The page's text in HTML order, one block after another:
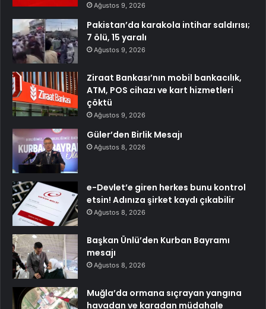
Ağustos 9, 2026
Pakistan’da karakola intihar saldırısı;
7 ölü, 15 yaralı
Ağustos 9, 2026
Ziraat Bankası’nın mobil bankacılık,
ATM, POS cihazı ve kart hizmetleri
çöktü
Ağustos 9, 2026
Güler’den Birlik Mesajı
Ağustos 8, 2026
e-Devlet’e giren herkes bunu kontrol
etsin! Adınıza şirket kaydı çıkabilir
Ağustos 8, 2026
Başkan Ünlü’den Kurban Bayramı
mesajı
Ağustos 8, 2026
Muğla’da ormana sıçrayan yangına
havadan ve karadan müdahale